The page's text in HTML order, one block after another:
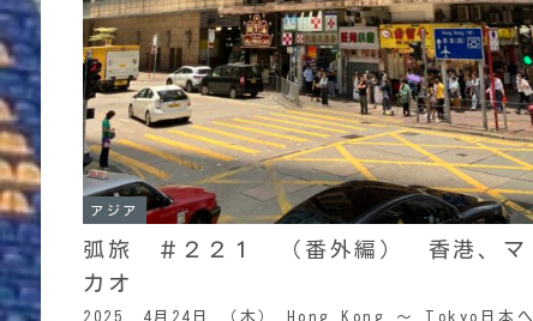
アジア
弧旅 ＃２２１ （番外編） 香港、マ
カオ
2025 4月24日 （木） Hong Kong ～ Tokyo日本へ